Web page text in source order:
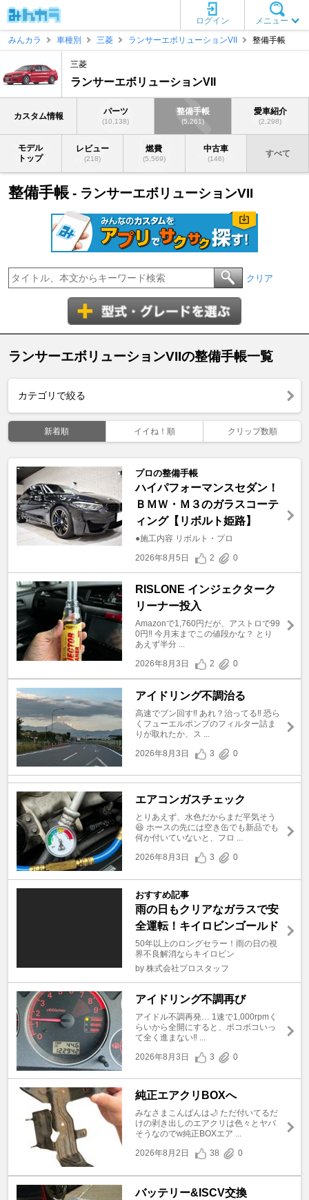
メニュー
ログイン
みんカラ
車種別 三菱 ランサーエボリューションVII 整備手帳
三菱
ランサーエボリューションVII
カスタム情報 パーツ
(10,138)
整備手帳
(5,261)
愛車紹介
(2,298)
モデル
トップ
レビュー
(218)
燃費
(5,569)
中古車
(146)
すべて
整備手帳 - ランサーエボリューションVII
クリア
ランサーエボリューションVIIの整備手帳一覧
カテゴリで絞る
新着順 イイね！順 クリップ数順
プロの整備手帳
ハイパフォーマンスセダン！
ＢＭＷ・Ｍ３のガラスコーテ
ィング【リボルト姫路】
●施工内容 リボルト・プロ
2026年8月5日
2 0
RISLONE インジェクターク
リーナー投入
Amazonで1,760円だが、アストロで99
0円‼️ 今月末までこの値段かな？ とり
あえず半分 ...
2026年8月3日
2 0
アイドリング不調治る
高速でブン回す‼️ あれ？治ってる‼️ 恐ら
くフューエルポンプのフィルター詰ま
りが取れたか、ス ...
2026年8月3日
3 0
エアコンガスチェック
とりあえず、水色だからまだ平気そう
😆 ホースの先には空き缶でも新品でも
何か付いていないと、フロ ...
2026年8月3日
3 0
おすすめ記事
雨の日もクリアなガラスで安
全運転！キイロビンゴールド
50年以上のロングセラー！雨の日の視
界不良解消ならキイロビン
by 株式会社プロスタッフ
アイドリング不調再び
アイドル不調再発… 1速で1,000rpmく
らいから全開にすると、ボコボコいっ
て全く進まない‼️ ...
2026年8月3日
3 0
純正エアクリBOXへ
みなさまこんばんは🌙 ただ付いてるだ
けの剥き出しのエアクリは色々とヤバ
そうなのでw純正BOXエア ...
2026年8月2日
38 0
バッテリー&ISCV交換